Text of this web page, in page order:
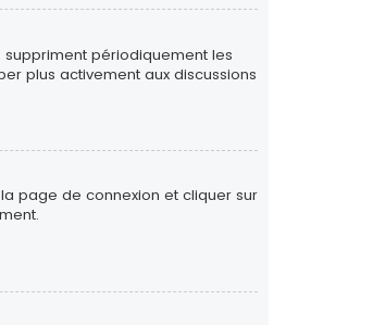
périodiquement les
plus activement aux discussions
page de connexion et cliquer sur